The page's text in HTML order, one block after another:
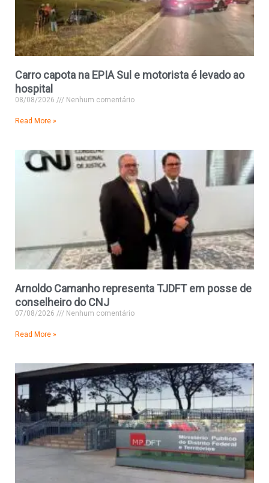
Carro capota na EPIA Sul e motorista é levado ao
hospital
08/08/2026 Nenhum comentário
Read More »
Arnoldo Camanho representa TJDFT em posse de
conselheiro do CNJ
07/08/2026 Nenhum comentário
Read More »